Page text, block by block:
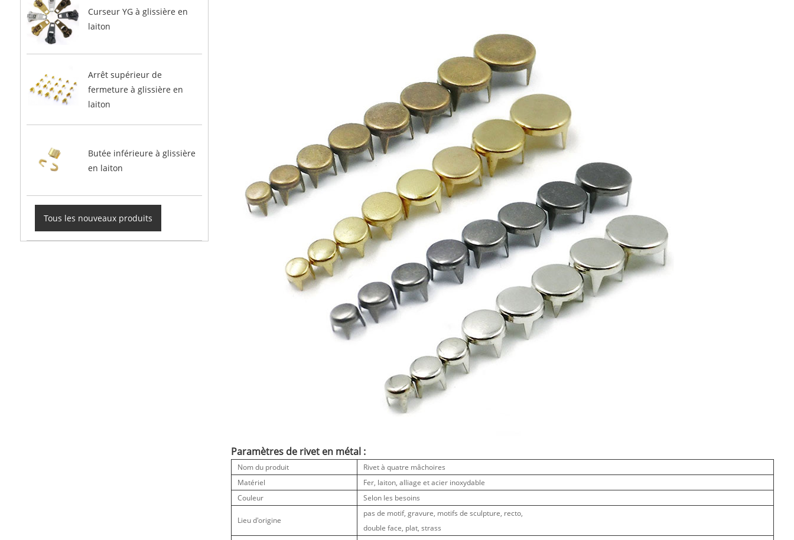
Curseur YG à glissière en
laiton
Arrêt supérieur de
fermeture à glissière en
laiton
Butée inférieure à glissière
en laiton
Tous les nouveaux produits
Paramètres de rivet en métal :
Nom du produit
Rivet à quatre mâchoires
Matériel
Fer, laiton, alliage et acier inoxydable
Couleur
Selon les besoins
Lieu d'origine
pas de motif, gravure, motifs de sculpture, recto,
double face, plat, strass